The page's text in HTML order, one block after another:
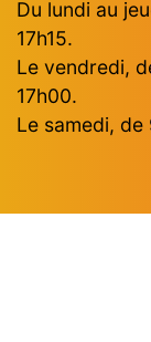
Du lundi au
17h15.
Le vendredi,
17h00.
Le samedi, de